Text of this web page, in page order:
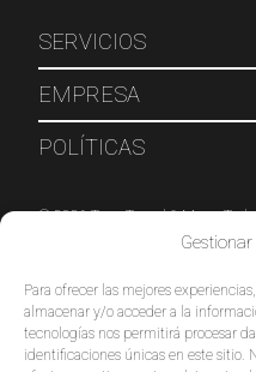
Para ofrecer las mejores
almacenar y/o acceder a la
tecnologías nos permitirá procesar
identificaciones únicas en este sitio.
SERVICIOS
EMPRESA
POLÍTICAS
© 2026 Tour Travel & More.